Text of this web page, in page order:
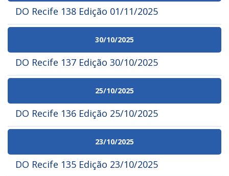
DO Recife 138 Edição 01/11/2025
30/10/2025
DO Recife 137 Edição 30/10/2025
25/10/2025
DO Recife 136 Edição 25/10/2025
23/10/2025
DO Recife 135 Edição 23/10/2025